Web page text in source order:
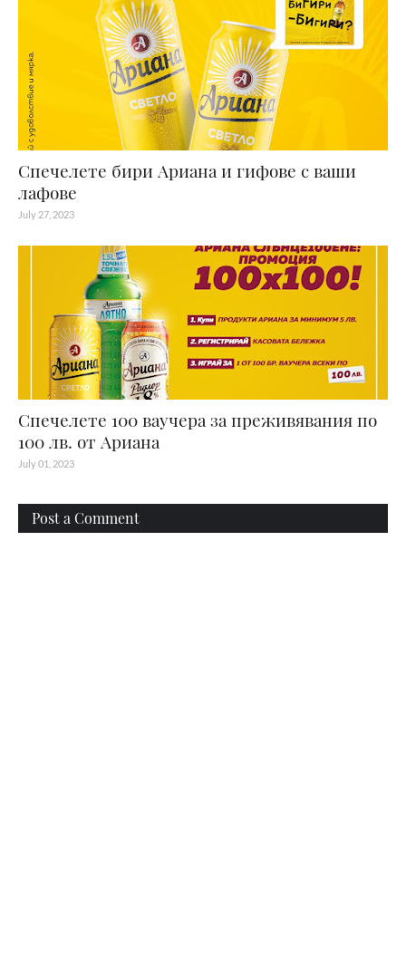
Спечелете бири Ариана и гифове с ваши
лафове
July 27, 2023
Спечелете 100 ваучера за преживявания по
100 лв. от Ариана
July 01, 2023
Post a Comment